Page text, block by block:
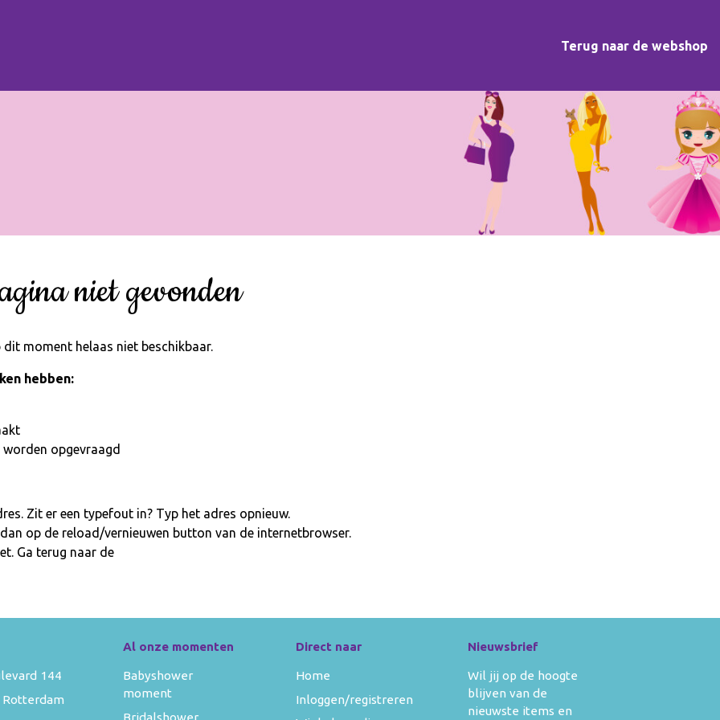
Terug naar de webshop
niet gevonden
moment helaas niet beschikbaar.
hebben:
opgevraagd
Zit er een typefout in? Typ het adres opnieuw.
op de reload/vernieuwen button van de internetbrowser.
Ga terug naar de
144
Al onze momenten
Babyshower
moment
Bridalshower
Direct naar
Home
Inloggen/registreren
Nieuwsbrief
Wil jij op de hoogte
blijven van de
nieuwste items en